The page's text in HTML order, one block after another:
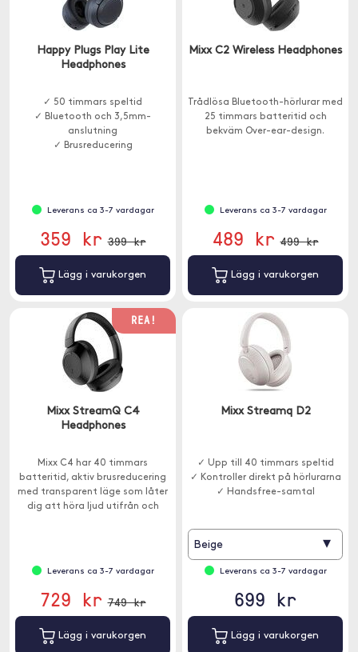
Happy Plugs Play Lite
Headphones
✓ 50 timmars speltid
✓ Bluetooth och 3,5mm-
anslutning
✓ Brusreducering
Leverans ca 3-7 vardagar
359 kr 399 kr
Lägg i varukorgen
Mixx C2 Wireless Headphones
Trådlösa Bluetooth-hörlurar med
25 timmars batteritid och
bekväm Over-ear-design.
Leverans ca 3-7 vardagar
489 kr 499 kr
Lägg i varukorgen
REA!
Mixx StreamQ C4
Headphones
Mixx C4 har 40 timmars
batteritid, aktiv brusreducering
med transparent läge som låter
dig att höra ljud utifrån och
Leverans ca 3-7 vardagar
729 kr 749 kr
Lägg i varukorgen
Mixx Streamq D2
✓ Upp till 40 timmars speltid
✓ Kontroller direkt på hörlurarna
✓ Handsfree-samtal
Beige ▾
Leverans ca 3-7 vardagar
699 kr
Lägg i varukorgen